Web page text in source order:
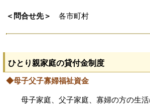
＜問合せ先＞ 各市町村
ひとり親家庭の貸付金制度
◆母子父子寡婦福祉資金
母子家庭、父子家庭、寡婦の方の生活